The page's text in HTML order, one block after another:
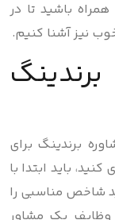
باشید تا در
نیز آشنا کنیم.
برندینگ برای
باید ابتدا با
شاخص مناسبی را